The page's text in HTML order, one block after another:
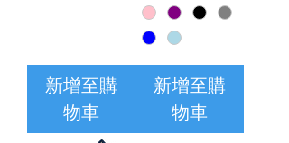
新增至購
物車
新增至購
物車